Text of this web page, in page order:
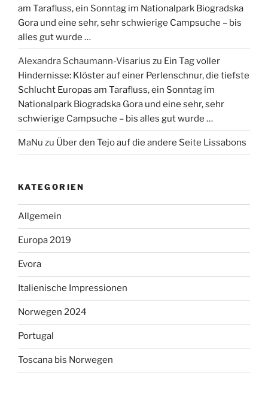
am Tarafluss, ein Sonntag im Nationalpark Biogradska
Gora und eine sehr, sehr schwierige Campsuche – bis
alles gut wurde …
Alexandra Schaumann-Visarius zu Ein Tag voller
Hindernisse: Klöster auf einer Perlenschnur, die tiefste
Schlucht Europas am Tarafluss, ein Sonntag im
Nationalpark Biogradska Gora und eine sehr, sehr
schwierige Campsuche – bis alles gut wurde …
MaNu zu Über den Tejo auf die andere Seite Lissabons
KATEGORIEN
Allgemein
Europa 2019
Evora
Italienische Impressionen
Norwegen 2024
Portugal
Toscana bis Norwegen